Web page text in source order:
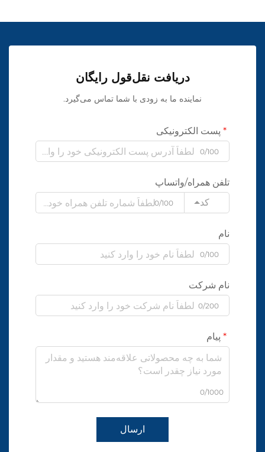
دریافت نقل‌قول رایگان
نماینده ما به زودی با شما تماس می‌گیرد.
پست الکترونیکی
0/100
تلفن همراه/واتساپ
کد
0/100
نام
0/100
نام شرکت
0/200
پیام
0/1000
ارسال